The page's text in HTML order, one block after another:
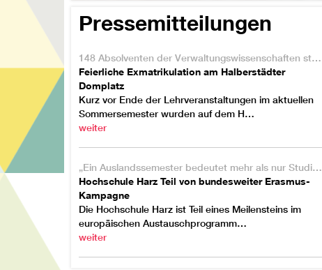
Pressemitteilungen
148 Absolventen der Verwaltungswissenschaften starten in ihre berufliche Zukunft
Feierliche Exmatrikulation am Halberstädter
Domplatz
Kurz vor Ende der Lehrveranstaltungen im aktuellen
Sommersemester wurden auf dem H…
weiter
„Ein Auslandssemester bedeutet mehr als nur Studieren in einem anderen Land“
Hochschule Harz Teil von bundesweiter Erasmus-
Kampagne
Die Hochschule Harz ist Teil eines Meilensteins im
europäischen Austauschprogramm…
weiter